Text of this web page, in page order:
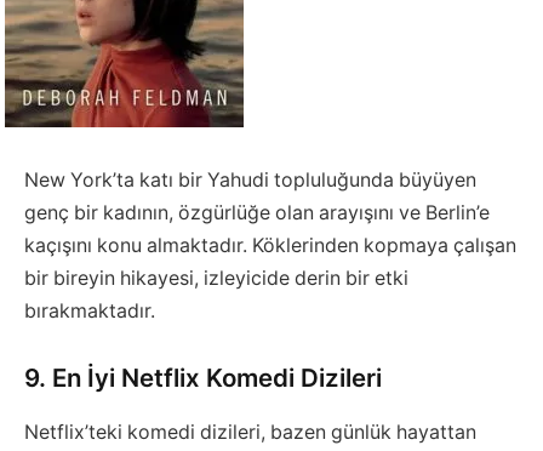
New York’ta katı bir Yahudi topluluğunda büyüyen
genç bir kadının, özgürlüğe olan arayışını ve Berlin’e
kaçışını konu almaktadır. Köklerinden kopmaya çalışan
bir bireyin hikayesi, izleyicide derin bir etki
bırakmaktadır.
9. En İyi Netflix Komedi Dizileri
Netflix’teki komedi dizileri, bazen günlük hayattan